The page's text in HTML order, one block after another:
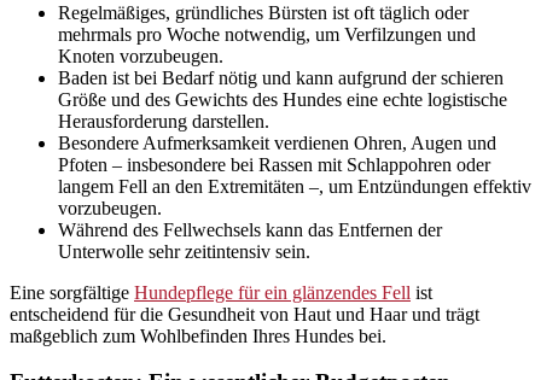
Regelmäßiges, gründliches Bürsten ist oft täglich oder
mehrmals pro Woche notwendig, um Verfilzungen und
Knoten vorzubeugen.
Baden ist bei Bedarf nötig und kann aufgrund der schieren
Größe und des Gewichts des Hundes eine echte logistische
Herausforderung darstellen.
Besondere Aufmerksamkeit verdienen Ohren, Augen und
Pfoten – insbesondere bei Rassen mit Schlappohren oder
langem Fell an den Extremitäten –, um Entzündungen effektiv
vorzubeugen.
Während des Fellwechsels kann das Entfernen der
Unterwolle sehr zeitintensiv sein.
Eine sorgfältige Hundepflege für ein glänzendes Fell ist
entscheidend für die Gesundheit von Haut und Haar und trägt
maßgeblich zum Wohlbefinden Ihres Hundes bei.